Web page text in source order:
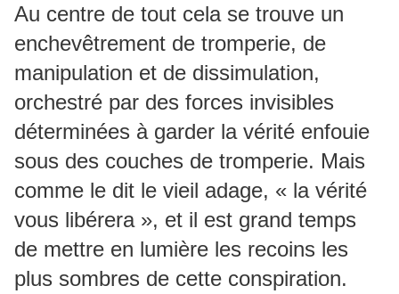
Au centre de tout cela se trouve un
enchevêtrement de tromperie, de
manipulation et de dissimulation,
orchestré par des forces invisibles
déterminées à garder la vérité enfouie
sous des couches de tromperie. Mais
comme le dit le vieil adage, « la vérité
vous libérera », et il est grand temps
de mettre en lumière les recoins les
plus sombres de cette conspiration.